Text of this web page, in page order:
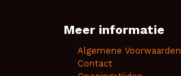
Meer informatie
Algemene Voorwaarden
Contact